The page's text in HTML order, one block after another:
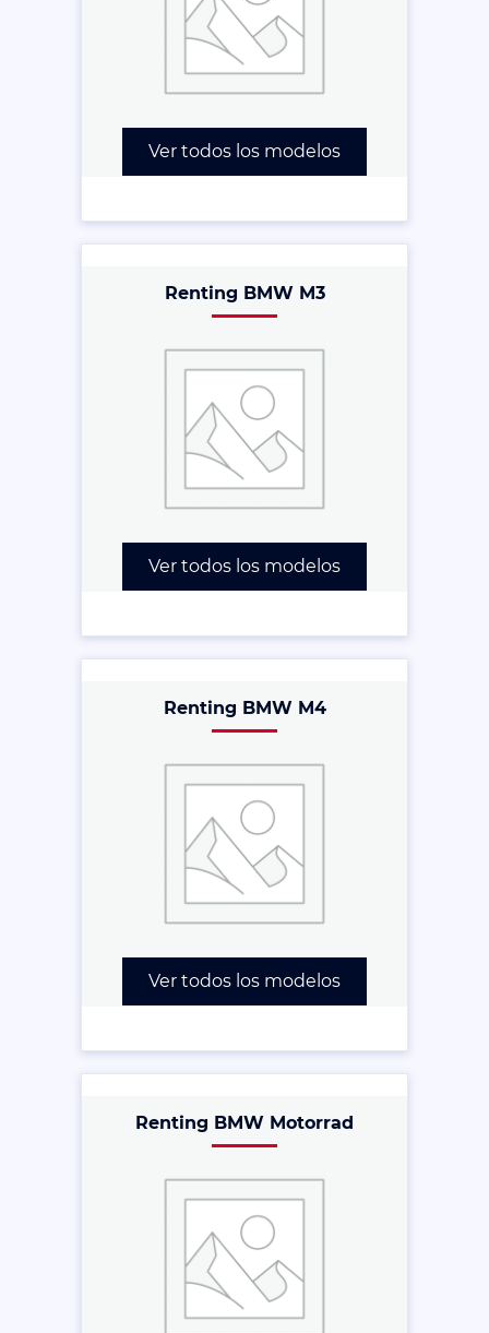
Ver todos los modelos
Renting BMW M3
Ver todos los modelos
Renting BMW M4
Ver todos los modelos
Renting BMW Motorrad